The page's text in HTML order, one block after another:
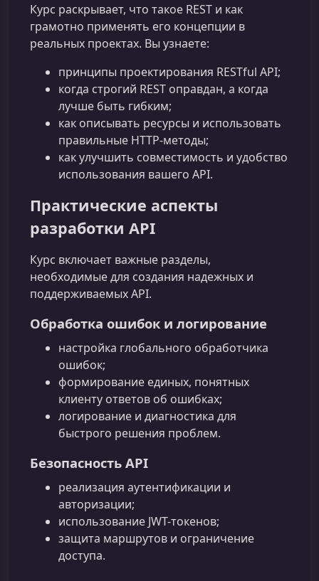
Курс раскрывает, что такое REST и как
грамотно применять его концепции в
реальных проектах. Вы узнаете:
принципы проектирования RESTful API;
когда строгий REST оправдан, а когда
лучше быть гибким;
как описывать ресурсы и использовать
правильные HTTP-методы;
как улучшить совместимость и удобство
использования вашего API.
Практические аспекты
разработки API
Курс включает важные разделы,
необходимые для создания надежных и
поддерживаемых API.
Обработка ошибок и логирование
настройка глобального обработчика
ошибок;
формирование единых, понятных
клиенту ответов об ошибках;
логирование и диагностика для
быстрого решения проблем.
Безопасность API
реализация аутентификации и
авторизации;
использование JWT-токенов;
защита маршрутов и ограничение
доступа.